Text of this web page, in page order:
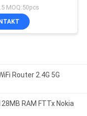
MOQ:50pcs
Router 2.4G 5G
RAM FTTx Nokia